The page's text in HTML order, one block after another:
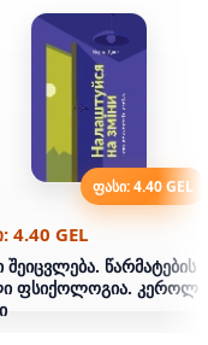
ფასი: 4.40 GEL
4.40 GEL
შეიცვლება. წარმატების
ფსიქოლოგია. კეროლ